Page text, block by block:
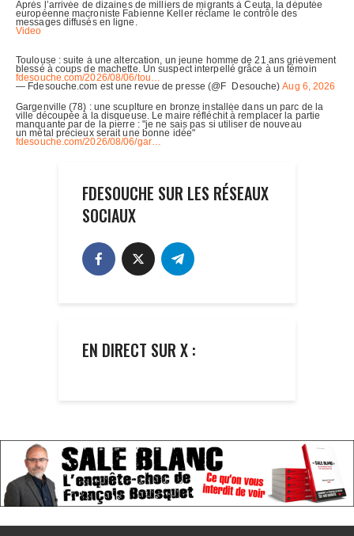
FDESOUCHE SUR LES RÉSEAUX
SOCIAUX
EN DIRECT SUR X :